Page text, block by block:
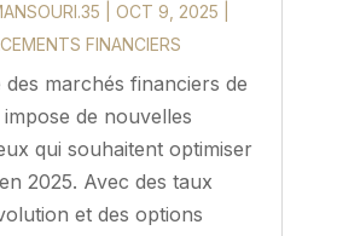
OCT 9, 2025
FINANCIERS
des marchés financiers de
de nouvelles
qui souhaitent optimiser
2025. Avec des taux
et des options